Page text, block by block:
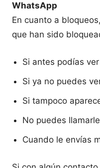
WhatsApp
En cuanto a
que han sido
Si antes podías
Si ya no puedes
Si tampoco
No puedes
Cuando le envías